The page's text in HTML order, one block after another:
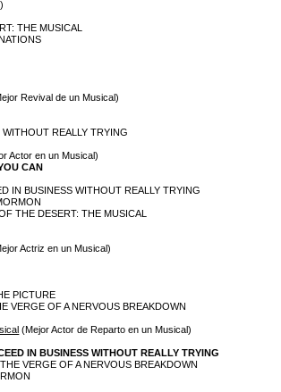
THE MUSICAL
Revival de un Musical)
REALLY TRYING
Actor en un Musical)
CAN
IN BUSINESS WITHOUT REALLY TRYING
THE DESERT: THE MUSICAL
Actriz en un Musical)
PICTURE
VERGE OF A NERVOUS BREAKDOWN
(Mejor Actor de Reparto en un Musical)
IN BUSINESS WITHOUT REALLY TRYING
VERGE OF A NERVOUS BREAKDOWN